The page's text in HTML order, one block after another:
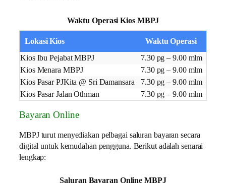
Waktu Operasi Kios MBPJ
Lokasi Kios
Waktu Operasi
Kios Ibu Pejabat MBPJ
7.30 pg – 9.00 mlm
Kios Menara MBPJ
7.30 pg – 9.00 mlm
Kios Pasar PJKita @ Sri Damansara
7.30 pg – 9.00 mlm
Kios Pasar Jalan Othman
7.30 pg – 9.00 mlm
Bayaran Online
MBPJ turut menyediakan pelbagai saluran bayaran secara
digital untuk kemudahan pengguna. Berikut adalah senarai
lengkap:
Saluran Bayaran Online MBPJ